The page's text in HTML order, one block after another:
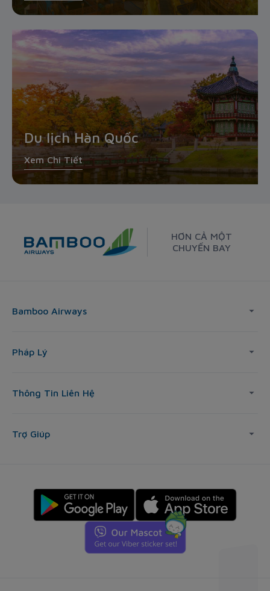
Du lịch Hàn Quốc
Xem Chi Tiết
HƠN CẢ MỘT
CHUYẾN BAY
Bamboo Airways
Pháp Lý
Thông Tin Liên Hệ
Trợ Giúp